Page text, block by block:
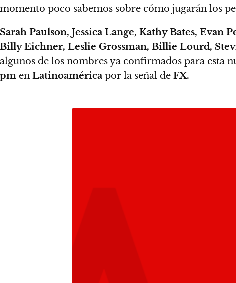
momento poco sabemos sobre cómo jugarán los
Sarah Paulson, Jessica Lange, Kathy Bates,
Billy Eichner, Leslie Grossman, Billie Lourd,
algunos de los nombres ya confirmados para esta
pm en Latinoamérica por la señal de FX.